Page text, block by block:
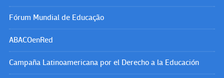
Fórum Mundial de Educação
ABACOenRed
Campaña Latinoamericana por el Derecho a la Educación